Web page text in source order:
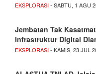
EKSPLORASI- SABTU, 1 AGU
Jembatan Tak
Infrastruktur Digital
EKSPLORASI- KAMIS, 23 JUL